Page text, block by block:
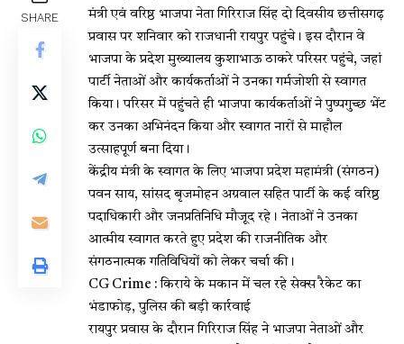
SHARE
मंत्री एवं वरिष्ठ भाजपा नेता गिरिराज सिंह दो दिवसीय छत्तीसगढ़
प्रवास पर शनिवार को राजधानी रायपुर पहुंचे। इस दौरान वे
भाजपा के प्रदेश मुख्यालय कुशाभाऊ ठाकरे परिसर पहुंचे, जहां
पार्टी नेताओं और कार्यकर्ताओं ने उनका गर्मजोशी से स्वागत
किया। परिसर में पहुंचते ही भाजपा कार्यकर्ताओं ने पुष्पगुच्छ भेंट
कर उनका अभिनंदन किया और स्वागत नारों से माहौल
उत्साहपूर्ण बना दिया।
केंद्रीय मंत्री के स्वागत के लिए भाजपा प्रदेश महामंत्री (संगठन)
पवन साय, सांसद बृजमोहन अग्रवाल सहित पार्टी के कई वरिष्ठ
पदाधिकारी और जनप्रतिनिधि मौजूद रहे। नेताओं ने उनका
आत्मीय स्वागत करते हुए प्रदेश की राजनीतिक और
संगठनात्मक गतिविधियों को लेकर चर्चा की।
CG Crime : किराये के मकान में चल रहे सेक्स रैकेट का
भंडाफोड़, पुलिस की बड़ी कार्रवाई
रायपुर प्रवास के दौरान गिरिराज सिंह ने भाजपा नेताओं और